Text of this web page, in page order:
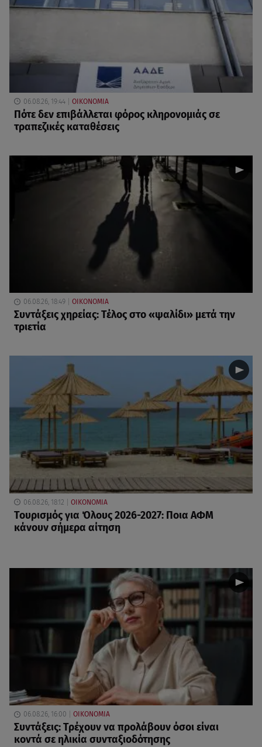
06.08.26, 19:44 ΟΙΚΟΝΟΜΙΑ
Πότε δεν επιβάλλεται φόρος κληρονομιάς σε
τραπεζικές καταθέσεις
06.08.26, 18:49 ΟΙΚΟΝΟΜΙΑ
Συντάξεις χηρείας: Τέλος στο «ψαλίδι» μετά την
τριετία
06.08.26, 18:12 ΟΙΚΟΝΟΜΙΑ
Τουρισμός για Όλους 2026-2027: Ποια ΑΦΜ
κάνουν σήμερα αίτηση
06.08.26, 16:00 ΟΙΚΟΝΟΜΙΑ
Συντάξεις: Τρέχουν να προλάβουν όσοι είναι
κοντά σε ηλικία συνταξιοδότησης